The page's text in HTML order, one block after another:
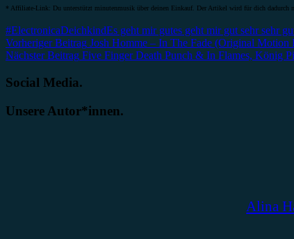
* Affiliate-Link: Du unterstützt minutenmusik über deinen Einkauf. Der Artikel wird für dich dadurch
#ElectronicaDeichkindEs geht mir gutes geht mir gut sehr sehr
Beitragsnavigation
Vorheriger Beitrag Josh Homme – In The Fade (Original Motion
Nächster Beitrag Five Finger Death Punch & In Flames, König
Social Media.
Unsere Autor*innen.
Alina